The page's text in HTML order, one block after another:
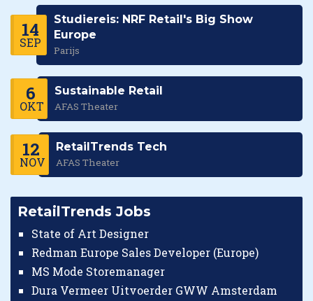
14
SEP
Studiereis: NRF Retail's Big Show
Europe
Parijs
6
OKT
Sustainable Retail
AFAS Theater
12
NOV
RetailTrends Tech
AFAS Theater
RetailTrends Jobs
State of Art Designer
Redman Europe Sales Developer (Europe)
MS Mode Storemanager
Dura Vermeer Uitvoerder GWW Amsterdam